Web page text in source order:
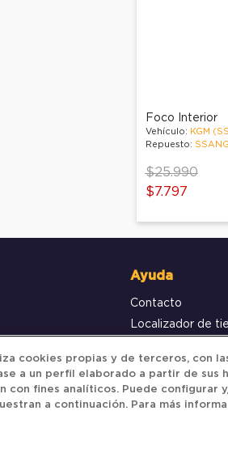
Foco Interior
Vehículo: KGM
Repuesto:
Price
$25.990to
$7.797
Ayuda
Contacto
Localizador de
cookies propias y de terceros, con
a un perfil elaborado a partir de sus
con fines analíticos. Puede configurar
a continuación. Para más